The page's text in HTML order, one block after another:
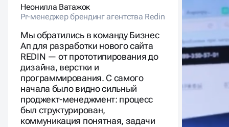
Неонилла Ватажок
Pr-менеджер брендинг агентства Redin
Мы обратились в команду Бизнес
Ап для разработки нового сайта
REDIN — от прототипирования до
дизайна, верстки и
программирования. С самого
начала было видно сильный
проджект-менеджмент: процесс
был структурирован,
коммуникация понятная, задачи